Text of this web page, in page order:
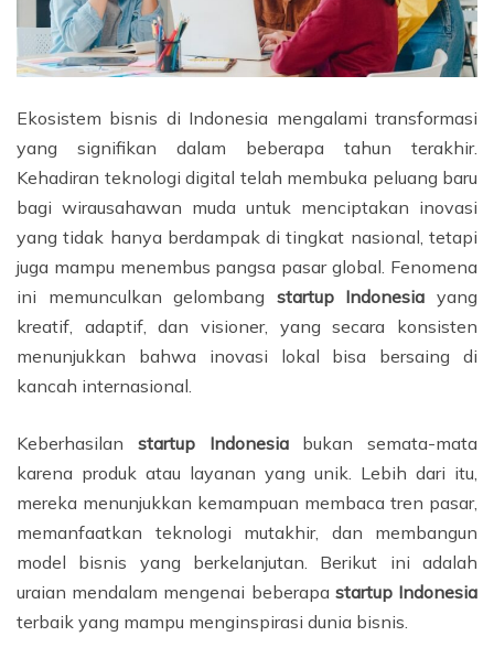
Ekosistem bisnis di Indonesia mengalami transformasi
yang signifikan dalam beberapa tahun terakhir.
Kehadiran teknologi digital telah membuka peluang baru
bagi wirausahawan muda untuk menciptakan inovasi
yang tidak hanya berdampak di tingkat nasional, tetapi
juga mampu menembus pangsa pasar global. Fenomena
ini memunculkan gelombang startup Indonesia yang
kreatif, adaptif, dan visioner, yang secara konsisten
menunjukkan bahwa inovasi lokal bisa bersaing di
kancah internasional.
Keberhasilan startup Indonesiabukan semata-mata
karena produk atau layanan yang unik. Lebih dari itu,
mereka menunjukkan kemampuan membaca tren pasar,
memanfaatkan teknologi mutakhir, dan membangun
model bisnis yang berkelanjutan. Berikut ini adalah
uraian mendalam mengenai beberapa startup Indonesia
terbaik yang mampu menginspirasi dunia bisnis.